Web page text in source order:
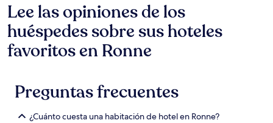
Lee las opiniones de los
huéspedes sobre sus hoteles
favoritos en Ronne
Preguntas frecuentes
¿Cuánto cuesta una habitación de hotel en Ronne?